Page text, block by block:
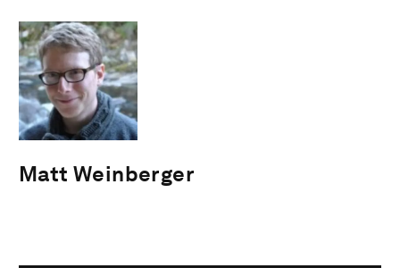
Matt Weinberger